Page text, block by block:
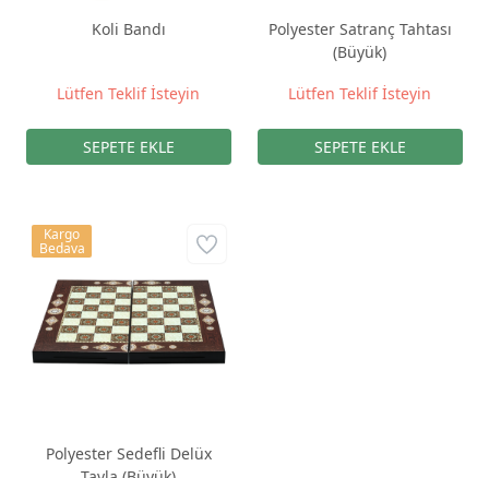
Koli Bandı
Lütfen Teklif İsteyin
Polyester Satranç Tahtası
(Büyük)
Lütfen Teklif İsteyin
Polyester Sedefli Delüx
Kargo
Bedava